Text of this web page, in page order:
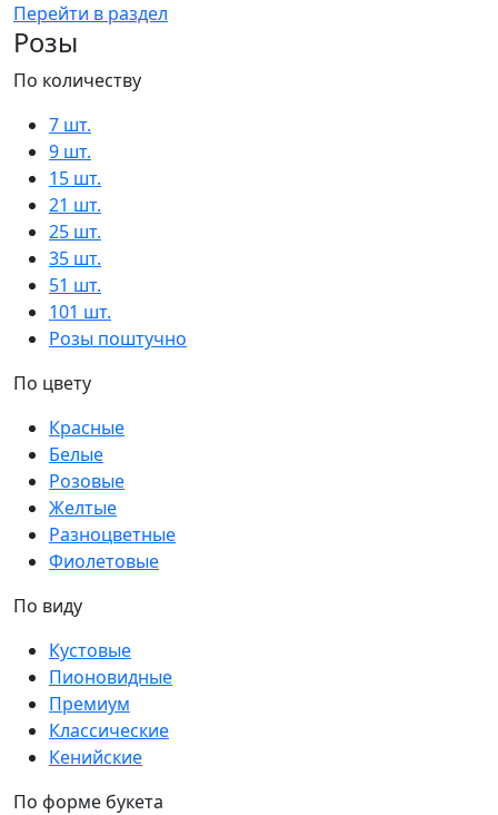
Перейти в раздел
Розы
По количеству
7 шт.
9 шт.
15 шт.
21 шт.
25 шт.
35 шт.
51 шт.
101 шт.
Розы поштучно
По цвету
Красные
Белые
Розовые
Желтые
Разноцветные
Фиолетовые
По виду
Кустовые
Пионовидные
Премиум
Классические
Кенийские
По форме букета